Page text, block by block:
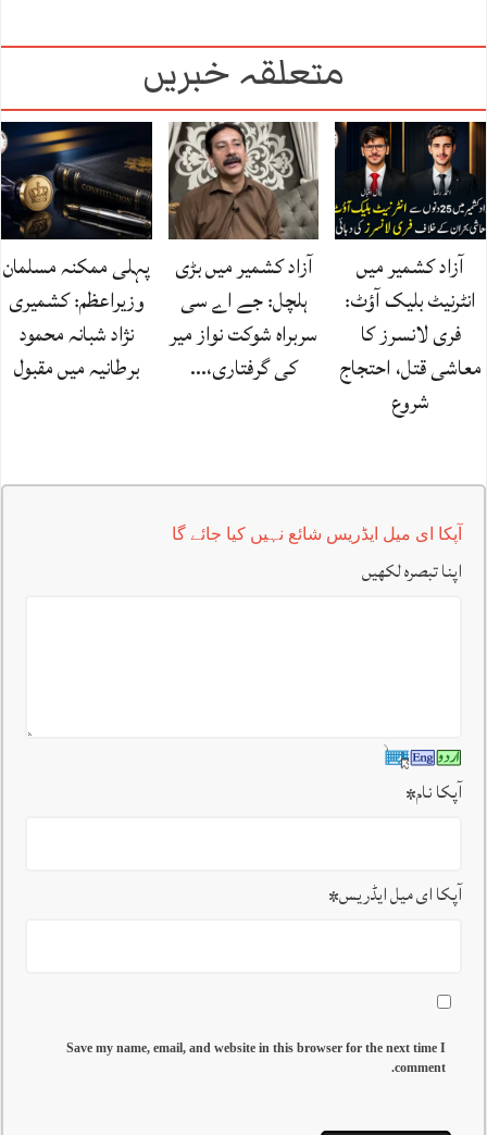
متعلقہ خبریں
آزاد کشمیر میں
انٹرنیٹ بلیک آؤٹ:
فری لانسرز کا
معاشی قتل، احتجاج
شروع
آزاد کشمیر میں بڑی
ہلچل: جے اے سی
سربراہ شوکت نواز میر
کی گرفتاری،…
پہلی ممکنہ مسلمان
وزیراعظم: کشمیری
نژاد شبانہ محمود
برطانیہ میں مقبول
آپکا ای میل ایڈریس شائع نہیں کیا جائے گا
اپنا تبصرہ لکھیں
آپکا نام*
آپکا ای میل ایڈریس*
Save my name, email, and website in this browser for the next time I
comment.